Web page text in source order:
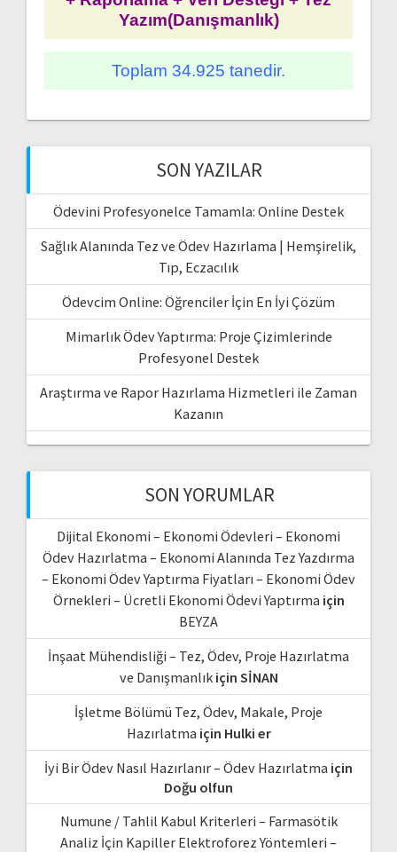
Yazım(Danışmanlık)
Toplam 34.925 tanedir.
SON YAZILAR
Ödevini Profesyonelce Tamamla: Online Destek
Sağlık Alanında Tez ve Ödev Hazırlama | Hemşirelik,
Tıp, Eczacılık
Ödevcim Online: Öğrenciler İçin En İyi Çözüm
Mimarlık Ödev Yaptırma: Proje Çizimlerinde
Profesyonel Destek
Araştırma ve Rapor Hazırlama Hizmetleri ile Zaman
Kazanın
SON YORUMLAR
Dijital Ekonomi – Ekonomi Ödevleri – Ekonomi
Ödev Hazırlatma – Ekonomi Alanında Tez Yazdırma
– Ekonomi Ödev Yaptırma Fiyatları – Ekonomi Ödev
Örnekleri – Ücretli Ekonomi Ödevi Yaptırma için
BEYZA
İnşaat Mühendisliği – Tez, Ödev, Proje Hazırlatma
ve Danışmanlıkiçin SİNAN
İşletme Bölümü Tez, Ödev, Makale, Proje
Hazırlatma için Hulki er
İyi Bir Ödev Nasıl Hazırlanır – Ödev Hazırlatma için
Doğu olfun
Numune / Tahlil Kabul Kriterleri – Farmasötik
Analiz İçin Kapiller Elektroforez Yöntemleri –